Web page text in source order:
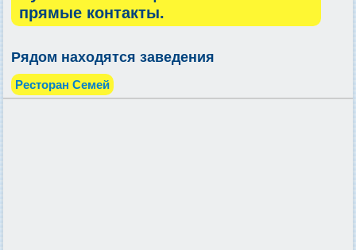
прямые контакты.
Рядом находятся заведения
Ресторан Семей